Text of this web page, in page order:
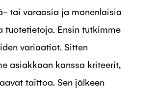
tai varaosia ja monenlaisia
tuotetietoja. Ensin tutkimme
variaatiot. Sitten
asiakkaan kanssa kriteerit,
taittoa. Sen jälkeen